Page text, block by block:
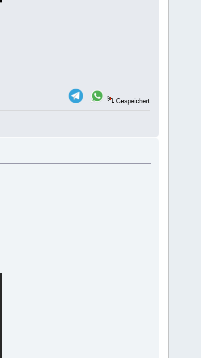
Gespeichert